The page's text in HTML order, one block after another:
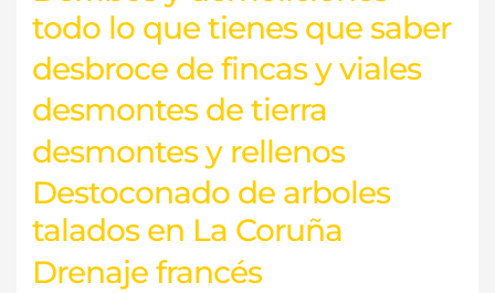
todo lo que tienes que saber
desbroce de fincas y viales
desmontes de tierra
desmontes y rellenos
Destoconado de arboles
talados en La Coruña
Drenaje francés